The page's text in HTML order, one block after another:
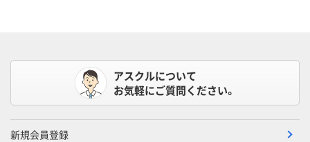
アスクルについて
お気軽にご質問ください。
新規会員登録